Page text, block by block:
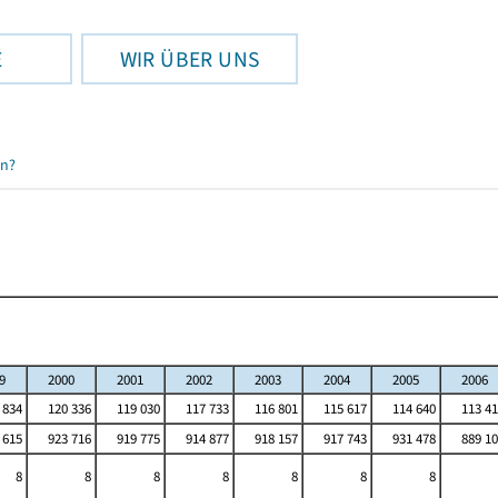
WIR ÜBER UNS
2000 2001 2002 2003 2004 2005
2006
120 336 119 030 117 733 116 801 115 617 114 640
113
923 716 919 775 914 877 918 157 917 743 931 478
889
8 8 8 8 8 8
8